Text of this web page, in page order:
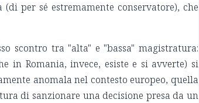
per sé estremamente conservatore), che
scontro tra "alta" e "bassa" magistratura:
in Romania, invece, esiste e si avverte) si
anomala nel contesto europeo, quella
di sanzionare una decisione presa da un